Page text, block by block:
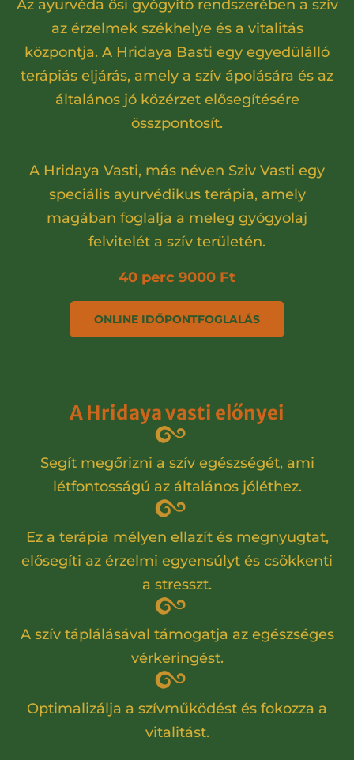
Az ayurvéda ősi gyógyító rendszerében a szív
az érzelmek székhelye és a vitalitás
központja. A Hridaya Basti egy egyedülálló
terápiás eljárás, amely a szív ápolására és az
általános jó közérzet elősegítésére
összpontosít.
A Hridaya Vasti, más néven Sziv Vasti egy
speciális ayurvédikus terápia, amely
magában foglalja a meleg gyógyolaj
felvitelét a szív területén.
40 perc 9000 Ft
ONLINE IDŐPONTFOGLALÁS
A Hridaya vasti előnyei
Segít megőrizni a szív egészségét, ami
létfontosságú az általános jóléthez.
Ez a terápia mélyen ellazít és megnyugtat,
elősegíti az érzelmi egyensúlyt és csökkenti
a stresszt.
A szív táplálásával támogatja az egészséges
vérkeringést.
Optimalizálja a szívműködést és fokozza a
vitalitást.